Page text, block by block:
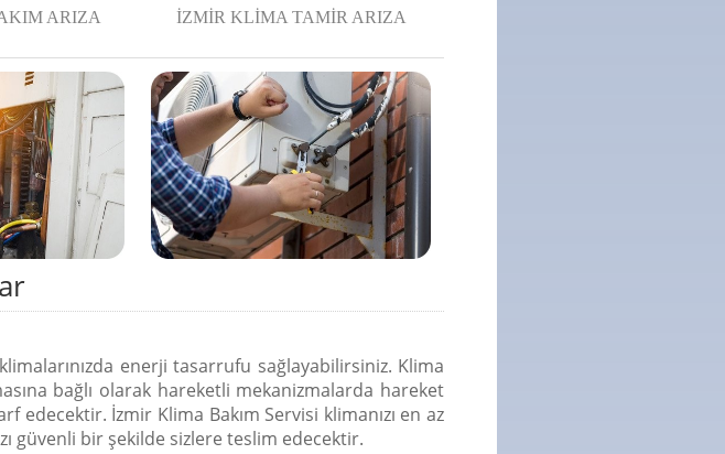
ARIZA İZMİR KLİMA TAMİR ARIZA
enerji tasarrufu sağlayabilirsiniz. Klima
bağlı olarak hareketli mekanizmalarda hareket
edecektir. İzmir Klima Bakım Servisi klimanızı en az
güvenli bir şekilde sizlere teslim edecektir.